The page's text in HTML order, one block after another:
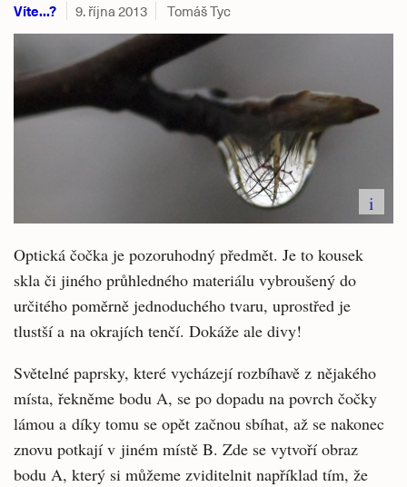
Víte...? 9. října 2013 Tomáš Tyc
i
Optická čočka je pozoruhodný předmět. Je to kousek
skla či jiného průhledného materiálu vybroušený do
určitého poměrně jednoduchého tvaru, uprostřed je
tlustší a na okrajích tenčí. Dokáže ale divy!
Světelné paprsky, které vycházejí rozbíhavě z nějakého
místa, řekněme bodu A, se po dopadu na povrch čočky
lámou a díky tomu se opět začnou sbíhat, až se nakonec
znovu potkají v jiném místě B. Zde se vytvoří obraz
bodu A, který si můžeme zviditelnit například tím, že